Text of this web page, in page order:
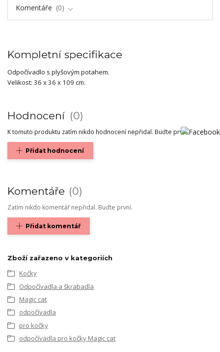
Komentáře
0
Kompletní specifikace
Odpočívadlo s plyšovým potahem.
Velikost: 36 x 36 x 109 cm.
Hodnocení 0
K tomuto produktu zatím nikdo hodnocení nepřidal. Buďte první.
Přidat hodnocení
Komentáře 0
Zatím nikdo komentář nepřidal. Buďte první.
Přidat komentář
Zboží zařazeno v kategoriích
Kočky
Odpočívadla a škrabadla
Magic cat
odpočívadla
pro kočky
odpočívadla pro kočky Magic cat